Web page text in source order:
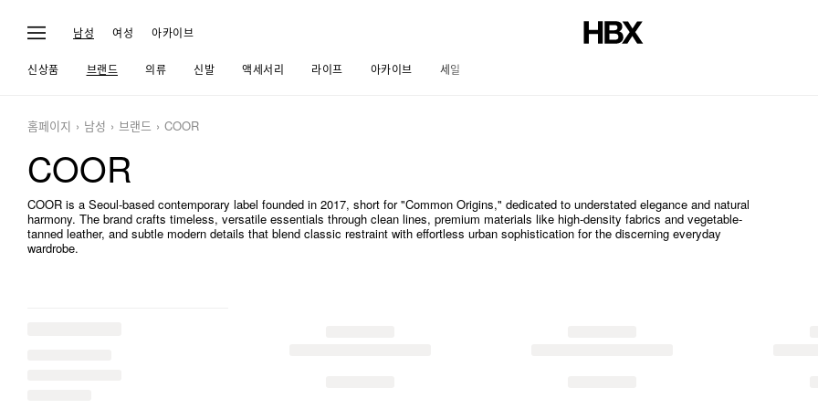
남성 여성 아카이브
신상품 브랜드 의류 신발 액세서리 라이프 아카이브 세일
홈페이지 남성 브랜드 COOR
COOR
COOR is a Seoul-based contemporary label founded in 2017, short for "Common Origins," dedicated to understated elegance and natural
harmony. The brand crafts timeless, versatile essentials through clean lines, premium materials like high-density fabrics and vegetable-
tanned leather, and subtle modern details that blend classic restraint with effortless urban sophistication for the discerning everyday
wardrobe.